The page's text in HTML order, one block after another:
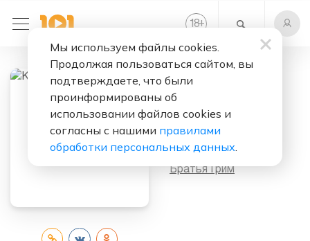
18+
Слушать бесплатно
Исполнитель:
Братья Грим
Мы используем файлы cookies.
Продолжая пользоваться сайтом, вы
подтверждаете, что были
проинформированы об
использовании файлов cookies и
согласны с нашими правилами
обработки персональных данных.